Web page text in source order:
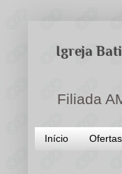
Igreja
Filiada
Início